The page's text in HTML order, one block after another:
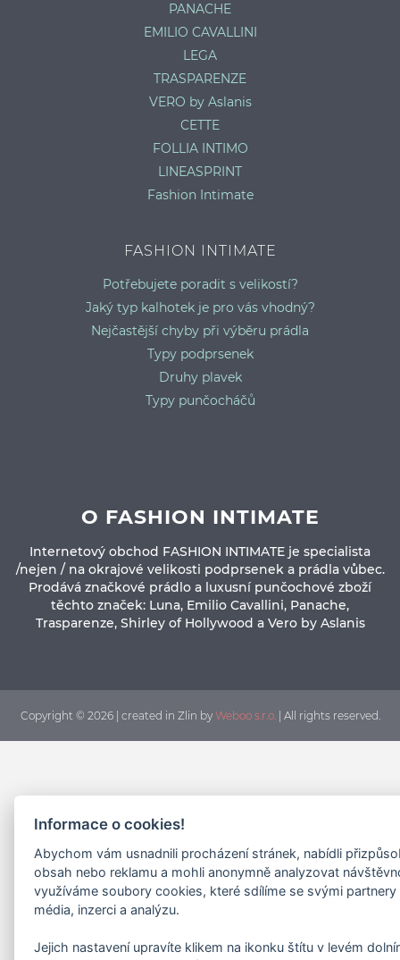
PANACHE
EMILIO CAVALLINI
LEGA
TRASPARENZE
VERO by Aslanis
CETTE
FOLLIA INTIMO
LINEASPRINT
Fashion Intimate
FASHION INTIMATE
Potřebujete poradit s velikostí?
Jaký typ kalhotek je pro vás vhodný?
Nejčastější chyby při výběru prádla
Typy podprsenek
Druhy plavek
Typy punčocháčů
O FASHION INTIMATE
Internetový obchod FASHION INTIMATE je specialista
/nejen / na okrajové velikosti podprsenek a prádla vůbec.
Prodává značkové prádlo a luxusní punčochové zboží
těchto značek: Luna, Emilio Cavallini, Panache,
Trasparenze, Shirley of Hollywood a Vero by Aslanis
Copyright © 2026 | created in Zlin by Weboo s.r.o.| All rights reserved.
Informace o cookies!
Abychom vám usnadnili procházení stránek, nabídli
obsah nebo reklamu a mohli anonymně analyzovat
využíváme soubory cookies, které sdílíme se svými
média, inzerci a analýzu.
Jejich nastavení upravíte klikem na ikonku štítu v levém